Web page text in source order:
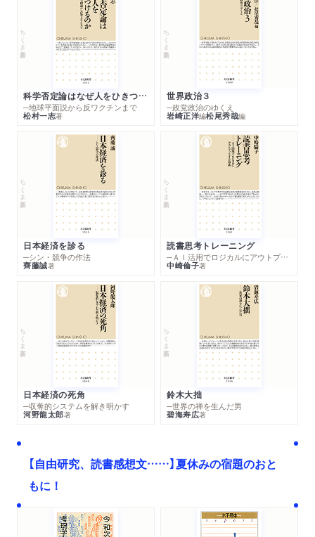
ちくま新書
科学否定論はなぜ人をひきつけるのか
─地球平面説から反ワクチンまで
松村一志著
ちくま新書
世界政治３
─政党政治のゆくえ
岩崎正洋編松尾秀哉編
ちくま新書
日本経済を診る
─シン・競争の作法
齊藤誠著
ちくま新書
読書思考トレーニング
─ＡＩ活用でロジカルにアウトプットする技法
中崎倫子著
ちくま新書
日本経済の死角
─収奪的システムを解き明かす
河野龍太郎著
ちくま新書
鈴木大拙
─世界の禅を生んだ男
碧海寿広著
【自由研究、読書感想文……】夏休みの宿題のおと
もに！